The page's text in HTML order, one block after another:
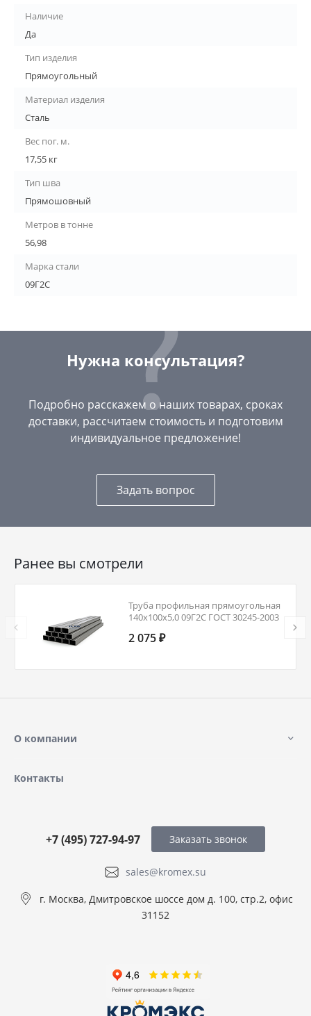
Наличие
Да
Тип изделия
Прямоугольный
Материал изделия
Сталь
Вес пог. м.
17,55 кг
Тип шва
Прямошовный
Метров в тонне
56,98
Марка стали
09Г2С
Нужна консультация?
Подробно расскажем о наших товарах, сроках
доставки, рассчитаем стоимость и подготовим
индивидуальное предложение!
Задать вопрос
Ранее вы смотрели
Труба профильная прямоугольная
140х100х5,0 09Г2С ГОСТ 30245-2003
2 075 ₽
О компании
Контакты
sales@kromex.su
+7 (495) 727-94-97
г. Москва, Дмитровское шоссе дом д. 100, стр.2, офис
31152
Заказать звонок